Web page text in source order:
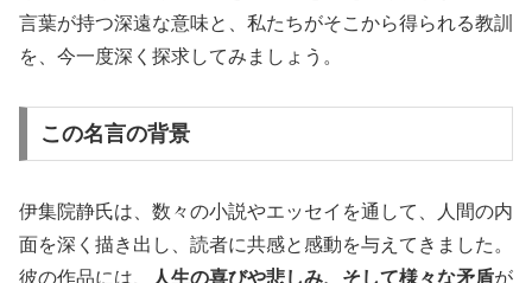
言葉が持つ深遠な意味と、私たちがそこから得られる教訓
を、今一度深く探求してみましょう。
この名言の背景
伊集院静氏は、数々の小説やエッセイを通して、人間の内
面を深く描き出し、読者に共感と感動を与えてきました。
彼の作品には、
人生の喜びや悲しみ、そして様々な矛盾が